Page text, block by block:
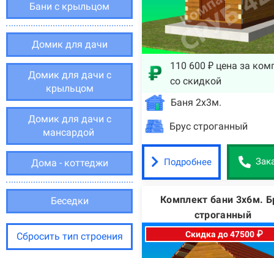
Бани с крыльцом
Домик для дачи
Домик для дачи с
крыльцом
Домик для дачи с
мансардой
Дома - коттеджи
Беседки
Сбросить тип строения
110 600 ₽ цена за
со скидкой
Баня 2х3м.
Брус строганный
Подробнее
Комплект бани 3х6м.
строганный
Скидка до 47500 ₽